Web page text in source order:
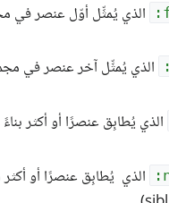
الذي يُمثِّل أوّل عنصر في
الذي يُمثِّل آخر عنصر في
الذي يُطابِق عنصرًا أو أكثر
الذي يُطابِق عنصرًا أو